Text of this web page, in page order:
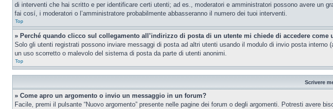
di interventi che hai scritto e per identificare certi utenti; ad es., moderatori e amministratori possono avere un
fai cosí, i moderatori o l’amministratore probabilmente abbasseranno il numero dei tuoi interventi.
Top
» Perché quando clicco sul collegamento all’indirizzo di posta di un utente mi chiede di accedere come
Solo gli utenti registrati possono inviare messaggi di posta ad altri utenti usando il modulo di invio posta
un uso scorretto o malevolo del sistema di posta da parte di utenti anonimi.
Top
Scrivere
» Come apro un argomento o invio un messaggio in un forum?
Facile, premi il pulsante “Nuovo argomento” presente nelle pagine dei forum o degli argomenti. Potresti avere